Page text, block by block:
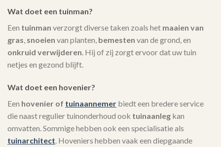
Wat doet een tuinman?
Een tuinman verzorgt diverse taken zoals het maaien van
gras, snoeien van planten, bemesten van de grond, en
onkruid verwijderen. Hij of zij zorgt ervoor dat uw tuin
netjes en gezond blijft.
Wat doet een hovenier?
Een hovenier of tuinaannemer biedt een bredere service
die naast regulier tuinonderhoud ook tuinaanleg kan
omvatten. Sommige hebben ook een specialisatie als
tuinarchitect. Hoveniers hebben vaak een diepgaande